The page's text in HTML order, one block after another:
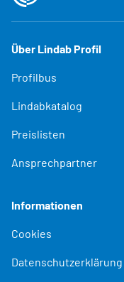
Über Lindab Profil
Profilbus
Lindabkatalog
Preislisten
Ansprechpartner
Informationen
Cookies
Datenschutzerklärung